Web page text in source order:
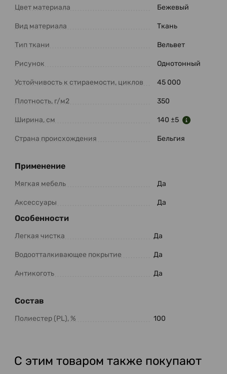
Цвет материала Бежевый
Вид материала Ткань
Тип ткани Вельвет
Рисунок Однотонный
Устойчивость к стираемости, циклов 45 000
Плотность, г/м2 350
Ширина, см 140 ±5
Страна происхождения Бельгия
Применение
Мягкая мебель Да
Аксессуары Да
Особенности
Легкая чистка Да
Водоотталкивающее покрытие Да
Антикоготь Да
Состав
Полиестер (PL), % 100
С этим товаром также покупают